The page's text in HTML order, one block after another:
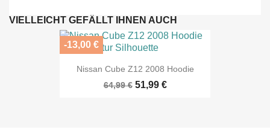
VIELLEICHT GEFÄLLT IHNEN AUCH
Nissan Cube Z12 2008 Hoodie
64,99 € 51,99 €
-13,00 €